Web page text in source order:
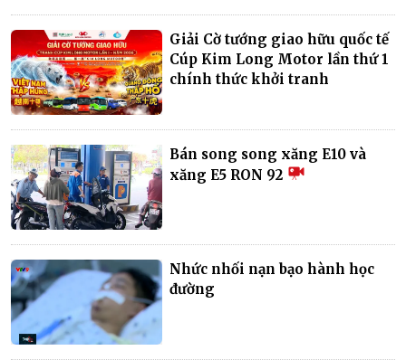
Giải Cờ tướng giao hữu quốc tế
Cúp Kim Long Motor lần thứ 1
chính thức khởi tranh
Bán song song xăng E10 và
xăng E5 RON 92
Nhức nhối nạn bạo hành học
đường